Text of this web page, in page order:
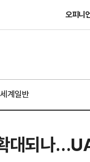
오피니
세계일반
대되나